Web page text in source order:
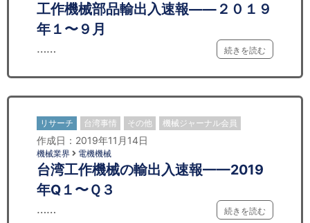
工作機械部品輸出入速報——２０１９
年１〜９月
…… 続きを読む
リサーチ 台湾事情 その他 機械ジャーナル会員
作成日：2019年11月14日
機械業界 電機機械
台湾工作機械の輸出入速報——2019
年Q１〜Ｑ３
…… 続きを読む